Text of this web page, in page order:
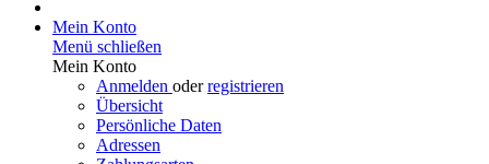
Mein Konto
Menü schließen
Mein Konto
Anmelden oderregistrieren
Übersicht
Persönliche Daten
Adressen